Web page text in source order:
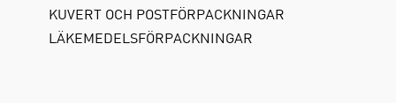
KUVERT OCH POSTFÖRPACKNINGAR
LÄKEMEDELSFÖRPACKNINGAR